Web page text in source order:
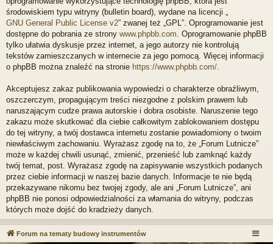
środowiskiem typu witryny (bulletin board), wydane na licencji „
GNU General Public License v2” zwanej też „GPL”. Oprogramowanie jest
dostępne do pobrania ze strony www.phpbb.com. Oprogramowanie phpBB
tylko ułatwia dyskusje przez internet, a jego autorzy nie kontrolują
tekstów zamieszczanych w internecie za jego pomocą. Więcej informacji
o phpBB można znaleźć na stronie https://www.phpbb.com/.
Akceptujesz zakaz publikowania wypowiedzi o charakterze obraźliwym,
oszczerczym, propagującym treści niezgodne z polskim prawem lub
naruszającym cudze prawa autorskie i dobra osobiste. Naruszenie tego
zakazu może skutkować dla ciebie całkowitym zablokowaniem dostępu
do tej witryny, a twój dostawca internetu zostanie powiadomiony o twoim
niewłaściwym zachowaniu. Wyrażasz zgodę na to, że „Forum Lutnicze”
może w każdej chwili usunąć, zmienić, przenieść lub zamknąć każdy
twój temat, post. Wyrażasz zgodę na zapisywanie wszystkich podanych
przez ciebie informacji w naszej bazie danych. Informacje te nie będą
przekazywane nikomu bez twojej zgody, ale ani „Forum Lutnicze”, ani
phpBB nie ponosi odpowiedzialności za włamania do witryny, podczas
których może dojść do kradzieży danych.
Forum na tematy budowy instrumentów